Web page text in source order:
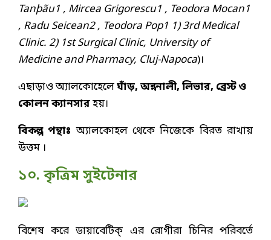
Tanþãu1 , Mircea Grigorescu1 , Teodora Mocan1
, Radu Seicean2 , Teodora Pop1 1) 3rd Medical
Clinic. 2) 1st Surgical Clinic, University of
Medicine and Pharmacy, Cluj-Napoca)।
এছাড়াও অ্যালকোহেলেঘাঁড়, অন্ননালী, লিভার, ব্রেস্ট ও
কোলন ক্যানসারহয়।
বিকল্প পন্থাঃ অ্যালকোহল থেকে নিজেকে বিরত রাখায়
উত্তম ।
১০. কৃত্রিম সুইটেনার
বিশেষ করে ডায়াবেটিক্ এর রোগীরা চিনির পরিবর্তে